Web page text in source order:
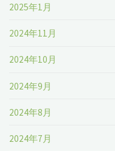
2025年1月
2024年11月
2024年10月
2024年9月
2024年8月
2024年7月